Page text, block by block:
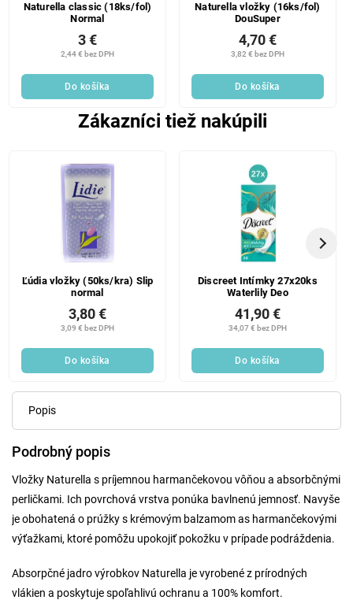
Naturella classic (18ks/fol)
Normal
2,44 € bez DPH
3 €
Do košíka
Naturella vložky (16ks/fol)
DouSuper
3,82 € bez DPH
4,70 €
Do košíka
Zákazníci tiež nakúpili
Ľúdia vložky (50ks/kra) Slip
normal
3,09 € bez DPH
3,80 €
Do košíka
Discreet Intímky 27x20ks
Waterlily Deo
34,07 € bez DPH
41,90 €
Do košíka
Popis
Podrobný popis
Vložky Naturella s príjemnou harmančekovou vôňou a absorbčnými
perličkami. Ich povrchová vrstva ponúka bavlnenú jemnosť. Navyše
je obohatená o prúžky s krémovým balzamom as harmančekovými
výťažkami, ktoré pomôžu upokojiť pokožku v prípade podráždenia.
Absorpčné jadro výrobkov Naturella je vyrobené z prírodných
vlákien a poskytuje spoľahlivú ochranu a 100% komfort.